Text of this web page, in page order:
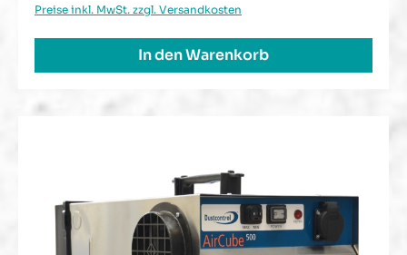
Preise inkl. MwSt. zzgl. Versandkosten
In den Warenkorb